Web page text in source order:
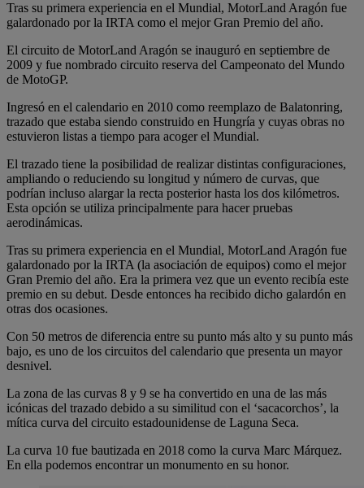
Tras su primera experiencia en el Mundial, MotorLand Aragón fue
galardonado por la IRTA como el mejor Gran Premio del año.
El circuito de MotorLand Aragón se inauguró en septiembre de
2009 y fue nombrado circuito reserva del Campeonato del Mundo
de MotoGP.
Ingresó en el calendario en 2010 como reemplazo de Balatonring,
trazado que estaba siendo construido en Hungría y cuyas obras no
estuvieron listas a tiempo para acoger el Mundial.
El trazado tiene la posibilidad de realizar distintas configuraciones,
ampliando o reduciendo su longitud y número de curvas, que
podrían incluso alargar la recta posterior hasta los dos kilómetros.
Esta opción se utiliza principalmente para hacer pruebas
aerodinámicas.
Tras su primera experiencia en el Mundial, MotorLand Aragón fue
galardonado por la IRTA (la asociación de equipos) como el mejor
Gran Premio del año. Era la primera vez que un evento recibía este
premio en su debut. Desde entonces ha recibido dicho galardón en
otras dos ocasiones.
Con 50 metros de diferencia entre su punto más alto y su punto más
bajo, es uno de los circuitos del calendario que presenta un mayor
desnivel.
La zona de las curvas 8 y 9 se ha convertido en una de las más
icónicas del trazado debido a su similitud con el ‘sacacorchos’, la
mítica curva del circuito estadounidense de Laguna Seca.
La curva 10 fue bautizada en 2018 como la curva Marc Márquez.
En ella podemos encontrar un monumento en su honor.